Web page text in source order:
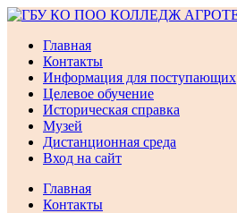
Перейти
содержимому
Главная
Контакты
Информация для поступающих
Целевое обучение
Историческая справка
Музей
Дистанционная среда
Вход на сайт
Главная
Контакты